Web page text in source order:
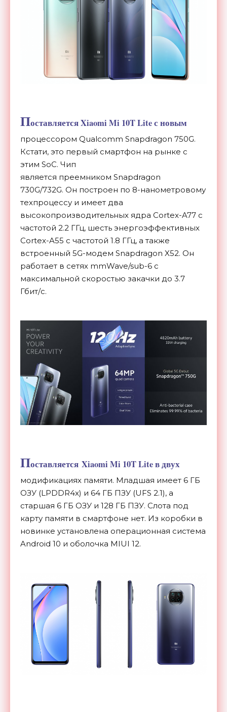
Поставляется Xiaomi Mi 10T Lite с новым
процессором Qualcomm Snapdragon 750G.
Кстати, это первый смартфон на рынке с
этим SoC. Чип
является преемником Snapdragon
730G/732G. Он построен по 8-нанометровому
техпроцессу и имеет два
высокопроизводительных ядра Cortex-A77 с
частотой 2.2 ГГц, шесть энергоэффективных
Cortex-A55 с частотой 1.8 ГГц, а также
встроенный 5G-модем Snapdragon X52. Он
работает в сетях mmWave/sub-6 с
максимальной скоростью закачки до 3.7
Гбит/с.
Поставляется Xiaomi Mi 10T Lite в двух
модификациях памяти. Младшая имеет 6 ГБ
ОЗУ (LPDDR4x) и 64 ГБ ПЗУ (UFS 2.1), а
старшая 6 ГБ ОЗУ и 128 ГБ ПЗУ. Слота под
карту памяти в смартфоне нет. Из коробки в
новинке установлена операционная система
Android 10 и оболочка MIUI 12.